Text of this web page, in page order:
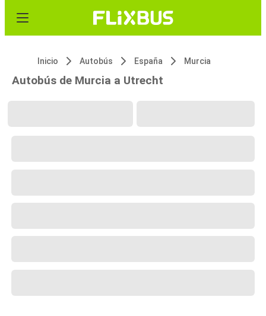
Inicio Autobús España Murcia
Autobús de Murcia a Utrecht